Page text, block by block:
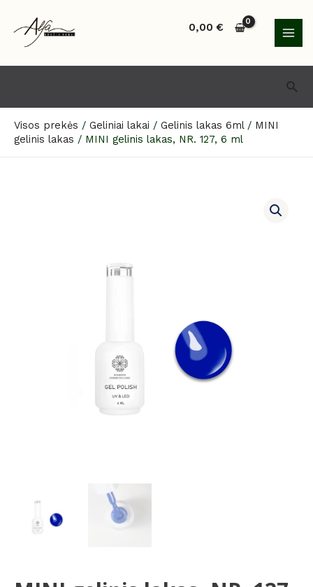
turinio
0,00€
Visos prekės / Geliniai lakai / Gelinis lakas 6ml/ MINI
gelinis lakas / MINI gelinis lakas, NR. 127, 6 ml